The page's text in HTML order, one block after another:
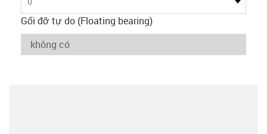
Gối đỡ tự do (Floating bearing)